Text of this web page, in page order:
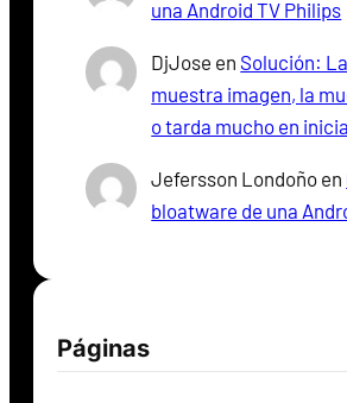
una Android TV Philips
DjJose en Solución:
muestra imagen, la
o tarda mucho en
Jefersson Londoño en
bloatware de una
Páginas